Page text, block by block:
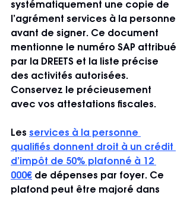
systématiquement une copie de
l’agrément services à la personne
avant de signer. Ce document
mentionne le numéro SAP attribué
par la DREETS et la liste précise
des activités autorisées.
Conservez le précieusement
avec vos attestations fiscales.
Les services à la personne
qualifiés donnent droit à un crédit
d’impôt de 50% plafonné à 12
000€ de dépenses par foyer. Ce
plafond peut être majoré dans